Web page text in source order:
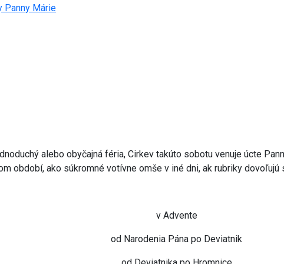
Panny Márie
alebo obyčajná féria, Cirkev takúto sobotu venuje úcte
období, ako súkromné votívne omše v iné dni, ak rubriky dovoľujú
v Advente
od Narodenia Pána po Deviatnik